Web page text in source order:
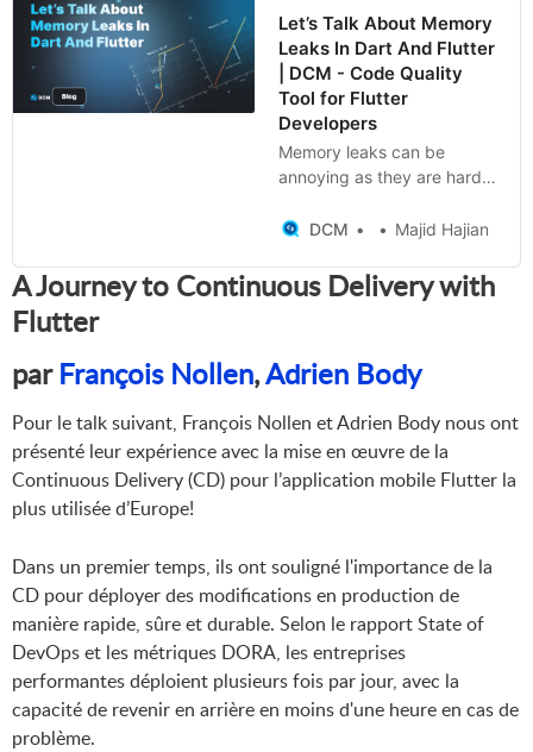
Let’s Talk About Memory
Leaks In Dart And Flutter
| DCM - Code Quality
Tool for Flutter
Developers
Memory leaks can be
annoying as they are hard
compared to syntax errors
show up in the
development phase of a
leaks, in Flutter
complex with the addition
of layers of widgets and
controllers combined with
users after prolonged use.
DCM Majid Hajian
A Journey to Continuous Delivery with
Flutter
parFrançois Nollen,Adrien Body
Pour le talk suivant, François Nollen et Adrien Body nous ont
présenté leur expérience avec la mise en œuvre de la
Continuous Delivery (CD) pour l’application mobile Flutter la
plus utilisée d’Europe!
Dans un premier temps, ils ont souligné l'importance de la
CD pour déployer des modifications en production de
manière rapide, sûre et durable. Selon le rapport State of
DevOps et les métriques DORA, les entreprises
performantes déploient plusieurs fois par jour, avec la
capacité de revenir en arrière en moins d'une heure en cas de
problème.